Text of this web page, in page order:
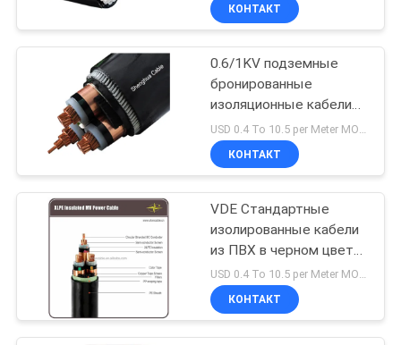
КОМПАНИИ
НАША
ФАБРИКА
КОНТРОЛЬ
КАЧЕСТВА
КОНТАКТНЫЕ
ДАННЫЕ
электрических
КОНТАКТ
0.6/1KV подземные
бронированные
изоляционные кабели
из ПВХ -20C до 70C для
подземных решений
распределения
КОНТАКТ
VDE Стандартные
изолированные кабели
из ПВХ в черном цвете
для бытовых
электроустановок
USD 0.4 To 10.5 per Meter MOQ:1000М
КОНТАКТ